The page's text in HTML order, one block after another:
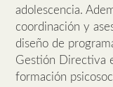
adolescencia.
coordinación y
diseño de
Gestión Directiva
formación